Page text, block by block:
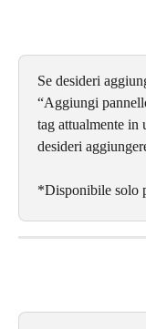
Se desideri
“Aggiungi
tag attualmente in
desideri
*Disponibile solo